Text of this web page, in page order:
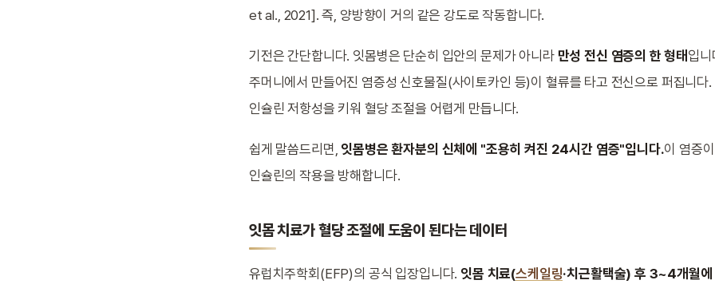
et al., 2021]. 즉, 양방향이 거의 같은 강도로 작동합니다.
기전은 간단합니다. 잇몸병은 단순히 입안의 문제가 아니라 만성 전신 염증의 한 형태 입니
주머니에서 만들어진 염증성 신호물질(사이토카인 등)이 혈류를 타고 전신으로 퍼집니다
인슐린 저항성을 키워 혈당 조절을 어렵게 만듭니다.
쉽게 말씀드리면, 잇몸병은 환자분의 신체에 "조용히 켜진 24시간 염증"입니다.이 염증
인슐린의 작용을 방해합니다.
잇몸 치료가 혈당 조절에 도움이 된다는 데이터
유럽치주학회(EFP)의 공식 입장입니다. 잇몸 치료(스케일링·치근활택술) 후 3~4개월